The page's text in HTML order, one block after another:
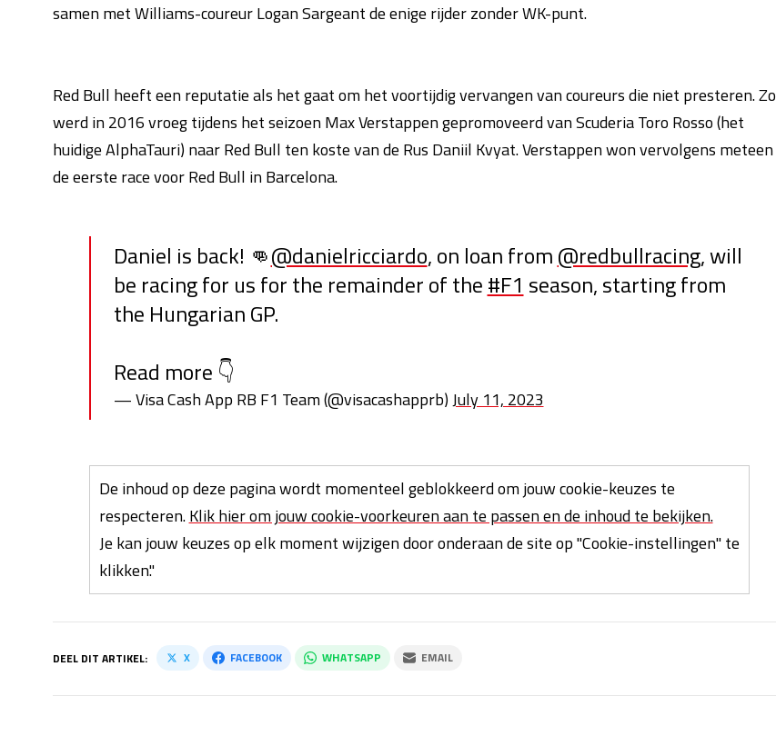
samen met Williams-coureur Logan Sargeant de enige rijder zonder WK-punt.
Red Bull heeft een reputatie als het gaat om het voortijdig vervangen van coureurs die niet presteren. Zo
werd in 2016 vroeg tijdens het seizoen Max Verstappen gepromoveerd van Scuderia Toro Rosso (het
huidige AlphaTauri) naar Red Bull ten koste van de Rus Daniil Kvyat. Verstappen won vervolgens meteen
de eerste race voor Red Bull in Barcelona.
Daniel is back! 👊@danielricciardo, on loan from@redbullracing, will
be racing for us for the remainder of the#F1 season, starting from
the Hungarian GP.
Read more 👇
— Visa Cash App RB F1 Team (@visacashapprb)July 11, 2023
De inhoud op deze pagina wordt momenteel geblokkeerd om jouw cookie-keuzes te
respecteren.Klik hier om jouw cookie-voorkeuren aan te passen en de inhoud te bekijken.
Je kan jouw keuzes op elk moment wijzigen door onderaan de site op "Cookie-instellingen" te
klikken."
DEEL DIT ARTIKEL: X FACEBOOK WHATSAPP EMAIL